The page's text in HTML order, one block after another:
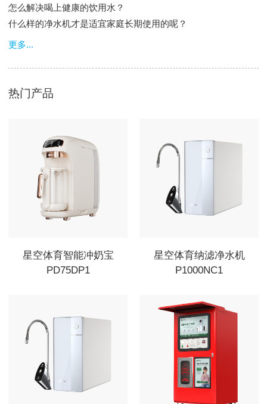
怎么解决喝上健康的饮用水？
什么样的净水机才是适宜家庭长期使用的呢？
更多...
热门产品
星空体育智能冲奶宝
PD75DP1
星空体育纳滤净水机
P1000NC1